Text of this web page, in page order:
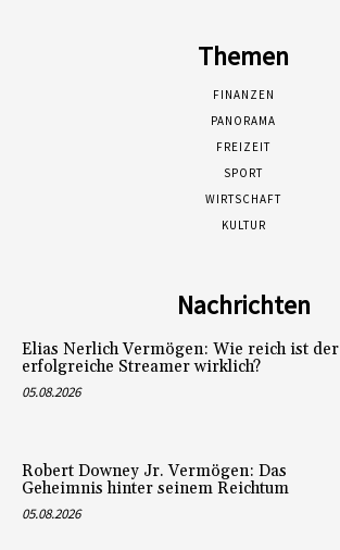
Themen
FINANZEN
PANORAMA
FREIZEIT
SPORT
WIRTSCHAFT
KULTUR
Nachrichten
Elias Nerlich Vermögen: Wie reich ist der
erfolgreiche Streamer wirklich?
05.08.2026
Robert Downey Jr. Vermögen: Das
Geheimnis hinter seinem Reichtum
05.08.2026